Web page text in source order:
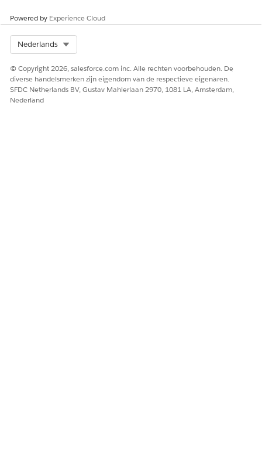
Powered by Experience Cloud
Nederlands
© Copyright 2026, salesforce.com inc. Alle rechten voorbehouden. De
diverse handelsmerken zijn eigendom van de respectieve eigenaren.
SFDC Netherlands BV, Gustav Mahlerlaan 2970, 1081 LA, Amsterdam,
Nederland